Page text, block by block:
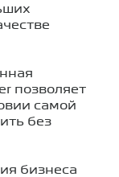
позволяет
самой
без
бизнеса